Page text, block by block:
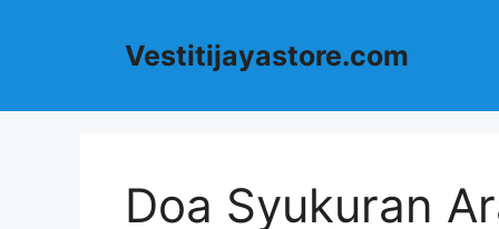
Vestitijayastore.com
Doa Syukuran